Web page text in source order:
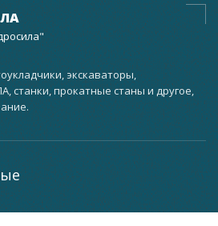
экскаваторы,
станки, прокатные станы и другое,